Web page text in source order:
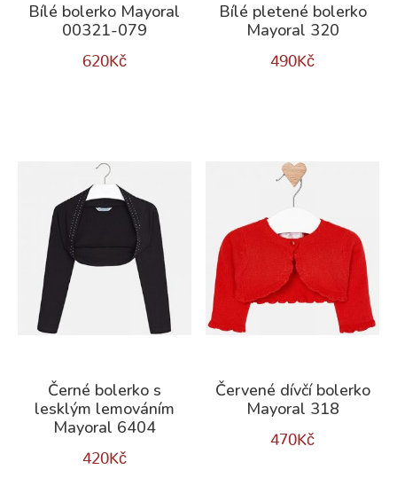
Bílé bolerko Mayoral
00321-079
620Kč
Bílé pletené bolerko
Mayoral 320
490Kč
Černé bolerko s
lesklým lemováním
Mayoral 6404
420Kč
Červené dívčí bolerko
Mayoral 318
470Kč